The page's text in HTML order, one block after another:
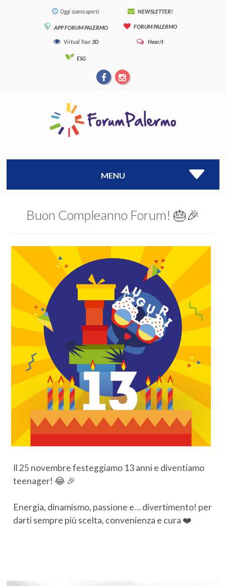
Oggi siamo aperti NEWSLETTER!
APP FORUM PALERMO FORUM PALERMO
Virtual Tour3D Hear/t
ESG
MENU
Buon Compleanno Forum! 🎂🎉
Il 25 novembre festeggiamo 13 anni e diventiamo
teenager! 😂 🎉
Energia, dinamismo, passione e… divertimento! per
darti sempre più scelta, convenienza e cura ❤️